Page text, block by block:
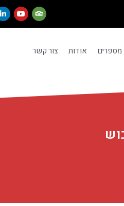
מספרים אודות צור קשר